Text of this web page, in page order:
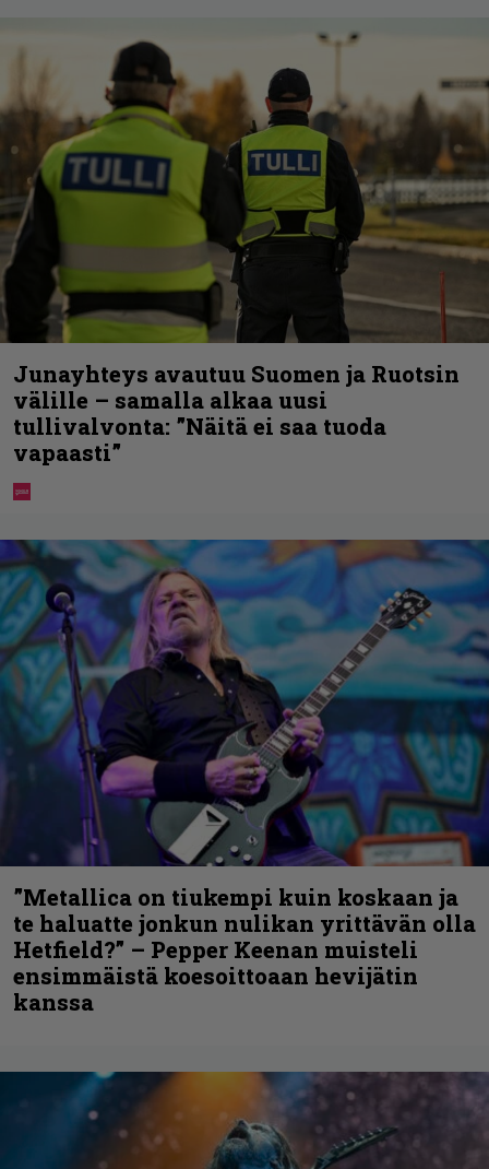
Junayhteys avautuu Suomen ja Ruotsin
välille – samalla alkaa uusi
tullivalvonta: ”Näitä ei saa tuoda
vapaasti”
”Metallica on tiukempi kuin koskaan ja
te haluatte jonkun nulikan yrittävän olla
Hetfield?” – Pepper Keenan muisteli
ensimmäistä koesoittoaan hevijätin
kanssa